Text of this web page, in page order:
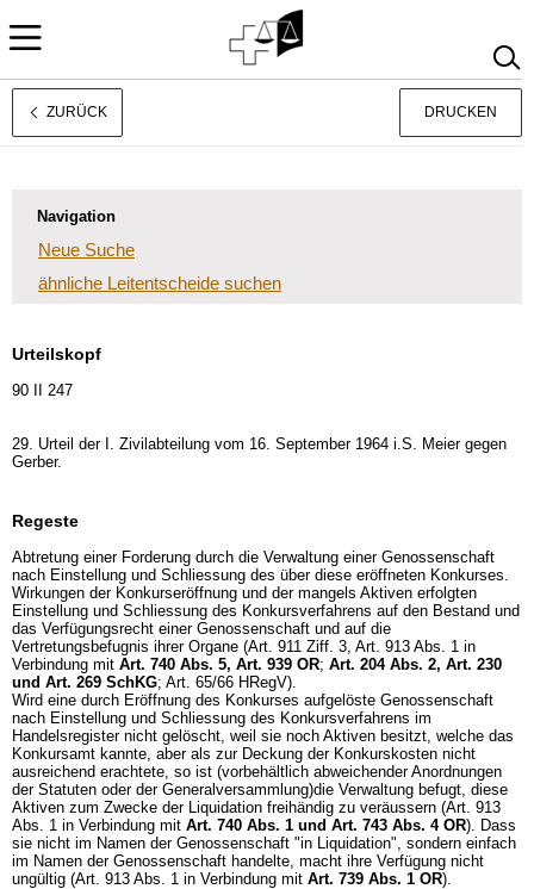
Français
ZURÜCK DRUCKEN
Navigation
Neue Suche
ähnliche Leitentscheide suchen
Urteilskopf
90 II 247
29. Urteil der I. Zivilabteilung vom 16. September 1964 i.S. Meier gegen
Gerber.
Regeste
Abtretung einer Forderung durch die Verwaltung einer Genossenschaft
nach Einstellung und Schliessung des über diese eröffneten Konkurses.
Wirkungen der Konkurseröffnung und der mangels Aktiven erfolgten
Einstellung und Schliessung des Konkursverfahrens auf den Bestand und
das Verfügungsrecht einer Genossenschaft und auf die
Vertretungsbefugnis ihrer Organe (Art. 911 Ziff. 3, Art. 913 Abs. 1 in
Verbindung mit Art. 740 Abs. 5, Art. 939 OR; Art. 204 Abs. 2, Art. 230
und Art. 269 SchKG; Art. 65/66 HRegV).
Wird eine durch Eröffnung des Konkurses aufgelöste Genossenschaft
nach Einstellung und Schliessung des Konkursverfahrens im
Handelsregister nicht gelöscht, weil sie noch Aktiven besitzt, welche das
Konkursamt kannte, aber als zur Deckung der Konkurskosten nicht
ausreichend erachtete, so ist (vorbehältlich abweichender Anordnungen
der Statuten oder der Generalversammlung)die Verwaltung befugt, diese
Aktiven zum Zwecke der Liquidation freihändig zu veräussern (Art. 913
Abs. 1 in Verbindung mit Art. 740 Abs. 1 und Art. 743 Abs. 4 OR). Dass
sie nicht im Namen der Genossenschaft "in Liquidation", sondern einfach
im Namen der Genossenschaft handelte, macht ihre Verfügung nicht
ungültig (Art. 913 Abs. 1 in Verbindung mit Art. 739 Abs. 1 OR).